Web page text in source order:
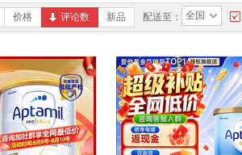
价格 评论数 新品 配送至： 全国